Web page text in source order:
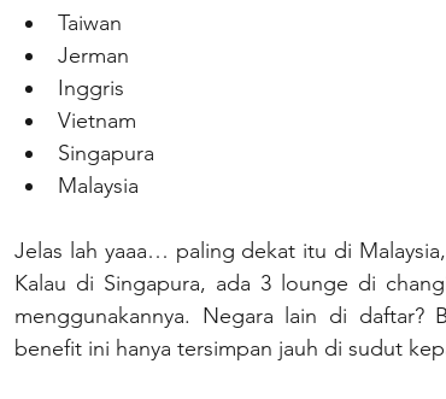
Taiwan
Jerman
Inggris
Vietnam
Singapura
Malaysia
Jelas lah yaaa… paling dekat itu di
Kalau di Singapura, ada 3 lounge di
menggunakannya. Negara lain di daftar?
benefit ini hanya tersimpan jauh di sudut